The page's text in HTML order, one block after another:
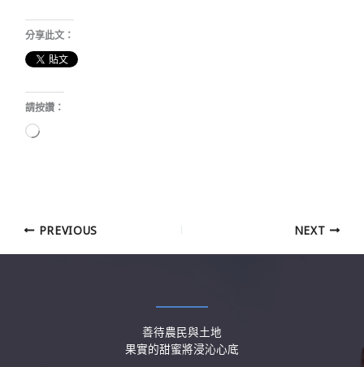
分享此文：
請按讚：
正
PREVIOUS NEXT
善待農民與土地
果實的甜蜜將浸沁心底